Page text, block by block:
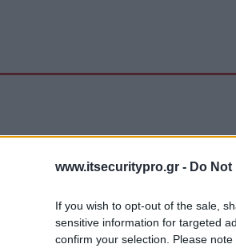
www.itsecuritypro.gr - Do
If you wish to opt-out of the sale,
sensitive information for targeted
confirm your selection. Please